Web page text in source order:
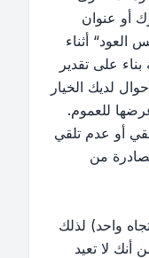
أو عنوان
العود“ أثناء
على تقدير
لديك الخيار
للعموم.
أو عدم تلقي
من
واحد) لذلك
لا تعيد